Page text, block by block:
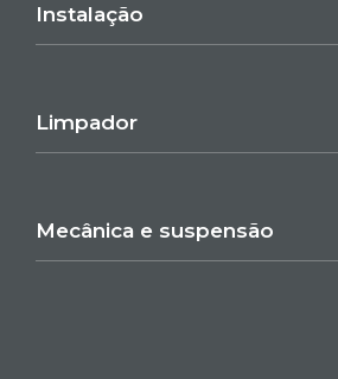
Instalação
Limpador
Mecânica e suspensão